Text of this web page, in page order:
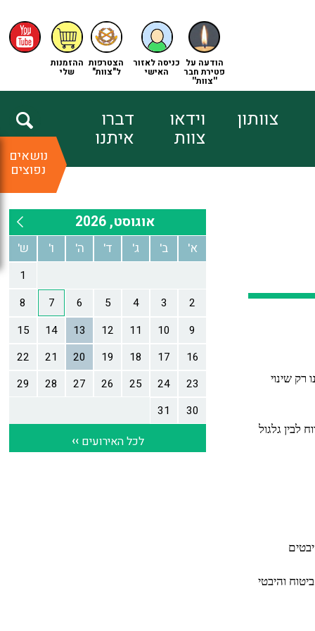
ההזמנות
שלי
הצטרפות
ל"צוות"
כניסה לאזור
האישי
הודעה על
פטירת חבר
''צוות''
צוותון וידאו
צוות
דברו
איתנו
נושאים
נפוצים
שינוי
לבין גלגול
והיבטי